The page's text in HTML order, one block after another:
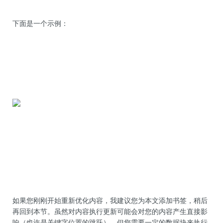
下面是一个示例：
如果您刚刚开始重新优化内容，我建议您为本文添加书签，稍后
再回到本节。虽然对内容执行更新可能会对您的内容产生直接影